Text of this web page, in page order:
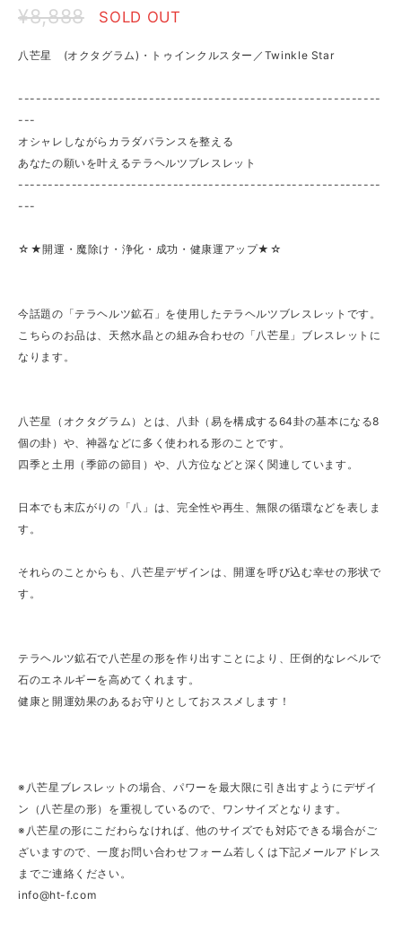
¥8,888 SOLD OUT
八芒星 (オクタグラム)・トゥインクルスター／Twinkle Star
-------------------------------------------------------------
---
オシャレしながらカラダバランスを整える
あなたの願いを叶えるテラヘルツブレスレット
-------------------------------------------------------------
---
☆★開運・魔除け・浄化・成功・健康運アップ★☆
今話題の「テラヘルツ鉱石」を使用したテラヘルツブレスレットです。
こちらのお品は、天然水晶との組み合わせの「八芒星」ブレスレットに
なります。
八芒星（オクタグラム）とは、八卦（易を構成する64卦の基本になる8
個の卦）や、神器などに多く使われる形のことです。
四季と土用（季節の節目）や、八方位などと深く関連しています。
日本でも末広がりの「八」は、完全性や再生、無限の循環などを表しま
す。
それらのことからも、八芒星デザインは、開運を呼び込む幸せの形状で
す。
テラヘルツ鉱石で八芒星の形を作り出すことにより、圧倒的なレベルで
石のエネルギーを高めてくれます。
健康と開運効果のあるお守りとしておススメします！
※八芒星ブレスレットの場合、パワーを最大限に引き出すようにデザイ
ン（八芒星の形）を重視しているので、ワンサイズとなります。
※八芒星の形にこだわらなければ、他のサイズでも対応できる場合がご
ざいますので、一度お問い合わせフォーム若しくは下記メールアドレス
までご連絡ください。
info@ht-f.com